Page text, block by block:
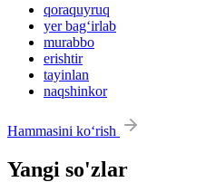
qoraquyruq
yer bag‘irlab
murabbo
erishtir
tayinlan
naqshinkor
Hammasini ko‘rish
Yangi so'zlar